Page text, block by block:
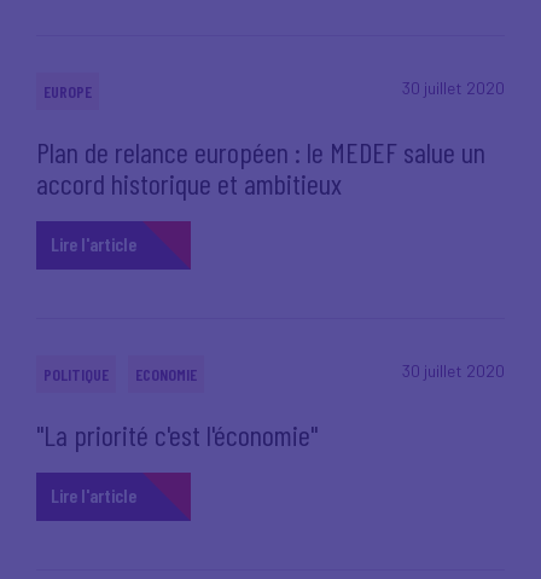
30 juillet 2020
EUROPE
Plan de relance européen : le MEDEF salue un
accord historique et ambitieux
Lire l'article
30 juillet 2020
POLITIQUE ECONOMIE
"La priorité c'est l'économie"
Lire l'article